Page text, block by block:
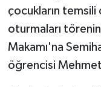
çocukların
oturmaları
Makamı'na
öğrencisi